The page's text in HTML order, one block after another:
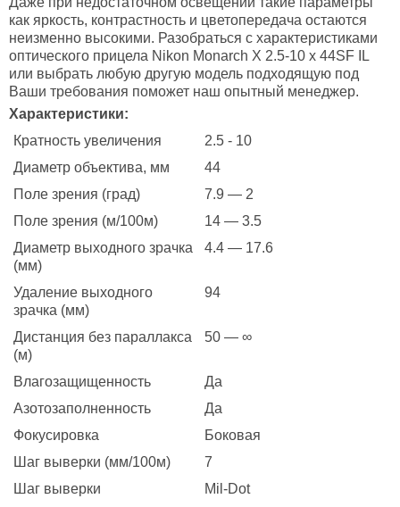
как яркость, контрастность и цветопередача остаются
неизменно высокими. Разобраться с характеристиками
оптического прицела Nikon Monarch X 2.5-10 x 44SF IL
или выбрать любую другую модель подходящую под
Ваши требования поможет наш опытный менеджер.
Характеристики:
Кратность увеличения
2.5 - 10
Диаметр объектива, мм
44
Поле зрения (град)
7.9 — 2
Поле зрения (м/100м)
14 — 3.5
Диаметр выходного зрачка
(мм)
4.4 — 17.6
Удаление выходного
зрачка (мм)
94
Дистанция без параллакса
(м)
50 — ∞
Влагозащищенность
Да
Азотозаполненность
Да
Фокусировка
Боковая
Шаг выверки (мм/100м)
7
Шаг выверки
Mil-Dot